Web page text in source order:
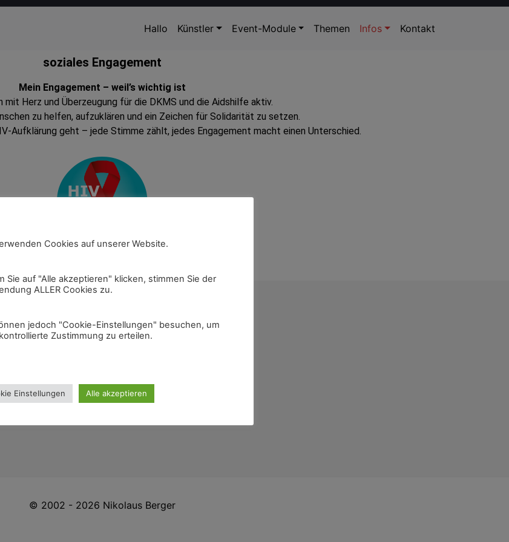
Hallo Künstler Event-Module Themen Infos Kontakt
soziales Engagement
Mein Engagement – weil’s wichtig ist
mit Herz und Überzeugung für die DKMS und die Aidshilfe aktiv.
zu helfen, aufzuklären und ein Zeichen für Solidarität zu setzen.
Aufklärung geht – jede Stimme zählt, jedes Engagement macht einen Unterschied.
Datenschutz
© 2002 - 2026 Nikolaus Berger
Cookies auf unserer Website.
Sie auf "Alle akzeptieren" klicken, stimmen Sie der
ALLER Cookies zu.
jedoch "Cookie-Einstellungen" besuchen, um
Zustimmung zu erteilen.
Einstellungen Alle akzeptieren